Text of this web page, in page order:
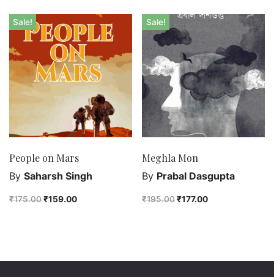
Sale!
People on Mars
By Saharsh Singh
₹175.00₹159.00
Sale!
Meghla Mon
By Prabal Dasgupta
₹195.00₹177.00